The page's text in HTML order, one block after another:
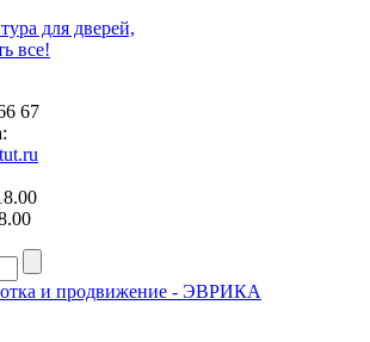
для дверей,
все!
67
и продвижение - ЭВРИКА